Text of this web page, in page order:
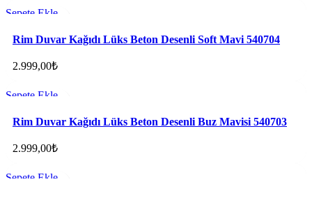
Sepete Ekle
Rim Duvar Kağıdı Lüks Beton Desenli Soft Mavi 540704
2.999,00₺
Sepete Ekle
Rim Duvar Kağıdı Lüks Beton Desenli Buz Mavisi 540703
2.999,00₺
Sepete Ekle